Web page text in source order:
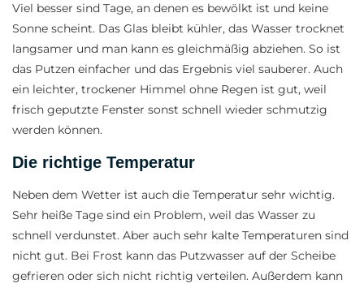
Viel besser sind Tage, an denen es bewölkt ist und keine
Sonne scheint. Das Glas bleibt kühler, das Wasser trocknet
langsamer und man kann es gleichmäßig abziehen. So ist
das Putzen einfacher und das Ergebnis viel sauberer. Auch
ein leichter, trockener Himmel ohne Regen ist gut, weil
frisch geputzte Fenster sonst schnell wieder schmutzig
werden können.
Die richtige Temperatur
Neben dem Wetter ist auch die Temperatur sehr wichtig.
Sehr heiße Tage sind ein Problem, weil das Wasser zu
schnell verdunstet. Aber auch sehr kalte Temperaturen sind
nicht gut. Bei Frost kann das Putzwasser auf der Scheibe
gefrieren oder sich nicht richtig verteilen. Außerdem kann